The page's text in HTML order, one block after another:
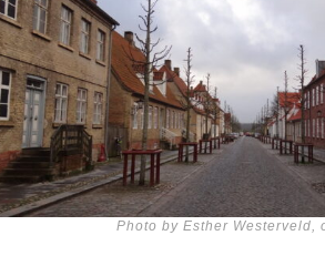
Photo by Esther Westerveld,